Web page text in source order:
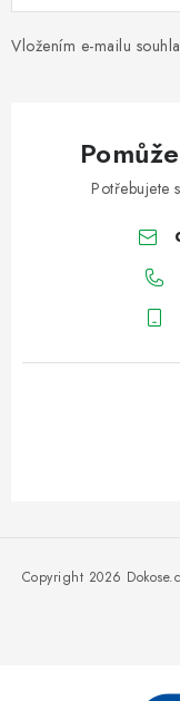
Vložením e-mailu
Potřebujete
Copyright 2026